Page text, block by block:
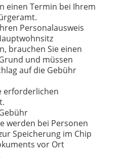
einen Termin bei Ihrem
Personalausweis
brauchen Sie einen
und müssen
auf die Gebühr
erforderlichen
werden bei Personen
Speicherung im Chip
vor Ort